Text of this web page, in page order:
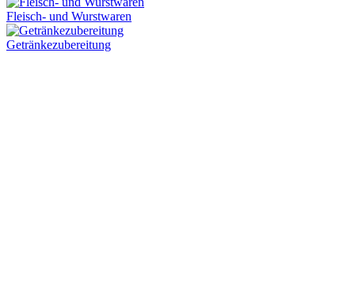
Fleisch- und Wurstwaren
Getränkezubereitung